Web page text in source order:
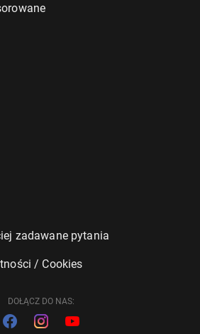
zadawane pytania
/ Cookies
DOŁĄCZ DO NAS: